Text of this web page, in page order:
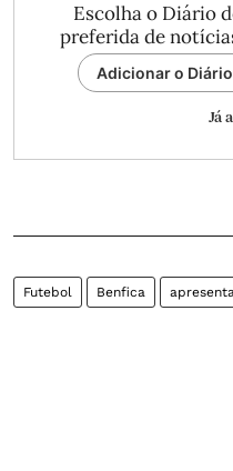
Escolha o Diário
preferida de
Adicionar o
Já
Futebol Benfica